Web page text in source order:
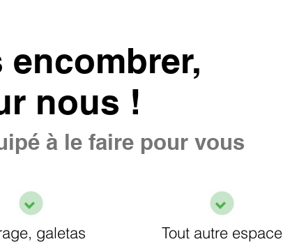
nous !
à le faire pour vous
galetas Tout autre espace